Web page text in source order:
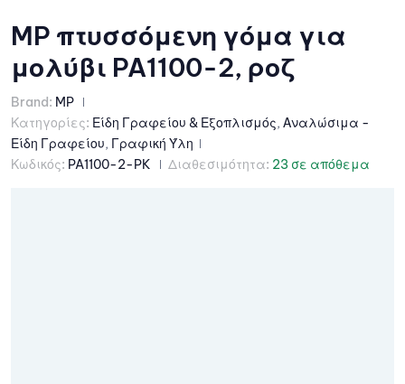
MP πτυσσόμενη γόμα για
μολύβι PA1100-2, ροζ
Brand: MP
Κατηγορίες: Είδη Γραφείου & Εξοπλισμός, Αναλώσιμα -
Είδη Γραφείου, Γραφική Ύλη
Κωδικός: PA1100-2-PK Διαθεσιμότητα: 23 σε απόθεμα